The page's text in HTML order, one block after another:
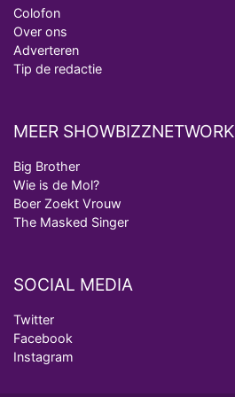
Colofon
Over ons
Adverteren
Tip de redactie
MEER SHOWBIZZNETWORK
Big Brother
Wie is de Mol?
Boer Zoekt Vrouw
The Masked Singer
SOCIAL MEDIA
Twitter
Facebook
Instagram